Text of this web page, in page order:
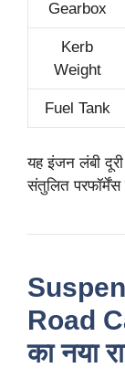
Gearbox
Kerb
Weight
Fuel Tank
यह इंजन लंबी
संतुलित परफॉर्मेंस
Road
का नया